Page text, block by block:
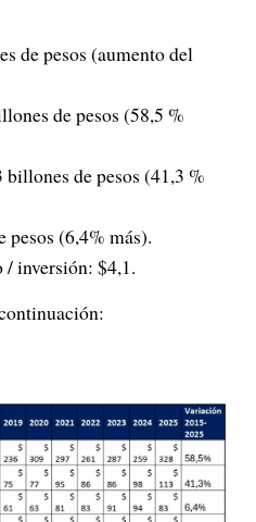
de pesos (aumento del
de pesos (58,5 %
de pesos (41,3 %
pesos (6,4% más).
inversión: $4,1.